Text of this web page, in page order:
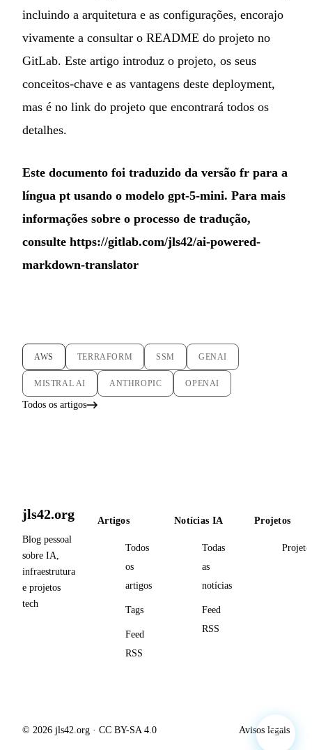
incluindo a arquitetura e as configurações, encorajo
vivamente a consultar o README do projeto no
GitLab. Este artigo introduz o projeto, os seus
conceitos-chave e as vantagens deste deployment,
mas é no link do projeto que encontrará todos os
detalhes.
Este documento foi traduzido da versão fr para a
língua pt usando o modelo gpt-5-mini. Para mais
informações sobre o processo de tradução,
consulte https://gitlab.com/jls42/ai-powered-
markdown-translator
AWS TERRAFORM SSM GENAI
MISTRAL AI ANTHROPIC OPENAI
Todos os artigos
jls42.org
Blog pessoal
sobre IA,
infraestrutura
e projetos
tech
Artigos
Todos
os
artigos
Tags
Feed
RSS
Notícias IA
Todas
as
notícias
Feed
RSS
Projetos
© 2026 jls42.org · CC BY-SA 4.0 Avisos legais